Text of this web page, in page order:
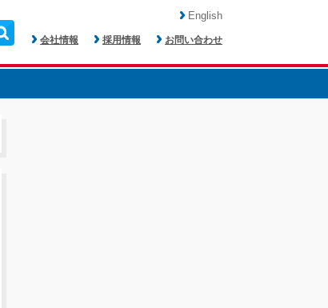
会社情報 採用情報 お問い合わせ
English